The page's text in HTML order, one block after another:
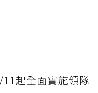
起全面實施領隊